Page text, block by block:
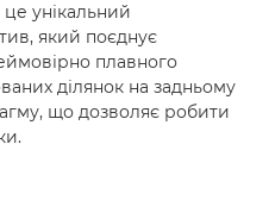
унікальний
який поєднує
плавного
ділянок на задньому
що дозволяє робити